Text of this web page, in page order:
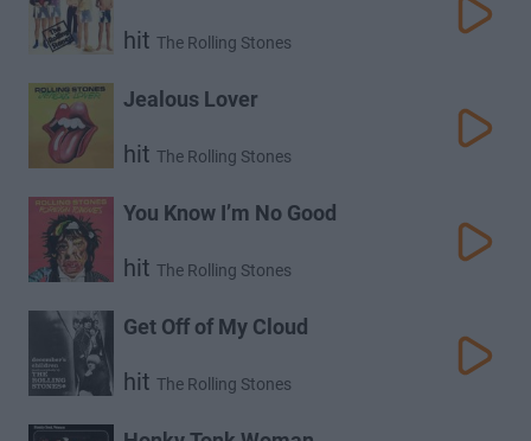
hit The Rolling Stones
Jealous Lover
hit The Rolling Stones
You Know I’m No Good
hit The Rolling Stones
Get Off of My Cloud
hit The Rolling Stones